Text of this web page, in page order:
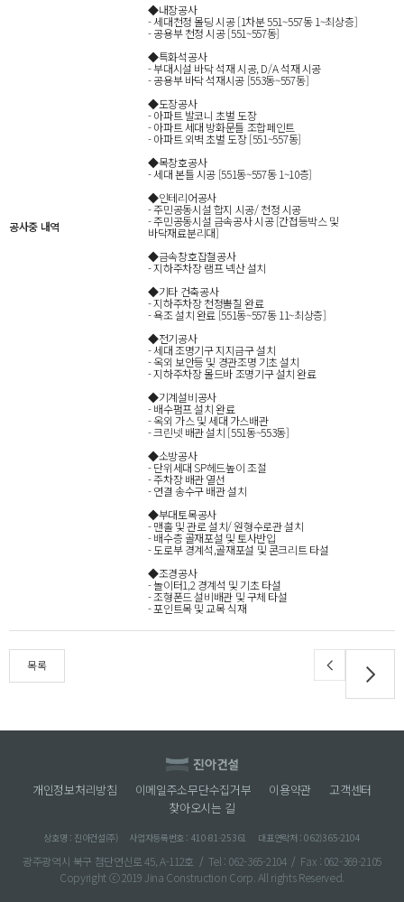
공사중 내역
◆내장공사
- 세대천정 몰딩 시공 [1차분 551~557동 1~최상층]
- 공용부 천정 시공 [551~557동]
◆특화석공사
- 부대시설 바닥 석재 시공, D/A 석재 시공
- 공용부 바닥 석재시공 [553동~557동]
◆도장공사
- 아파트 발코니 초벌 도장
- 아파트 세대 방화문틀 조합페인트
- 아파트 외벽 초벌 도장 [551~557동]
◆목창호공사
- 세대 본틀 시공 [551동~557동 1~10층]
◆인테리어공사
- 주민공동시설 합지 시공/ 천정 시공
- 주민공동시설 금속공사 시공 [간접등박스 및
바닥재료분리대]
◆금속창호잡철공사
- 지하주차장 램프 넥산 설치
◆기타 건축공사
- 지하주차장 천정뿜칠 완료
- 욕조 설치 완료 [551동~557동 11~최상층]
◆전기공사
- 세대 조명기구 지지금구 설치
- 옥외 보안등 및 경관조명 기초 설치
- 지하주차장 몰드바 조명기구 설치 완료
◆기계설비공사
- 배수펌프 설치 완료
- 옥외 가스 및 세대 가스배관
- 크린넷 배관 설치 [551동~553동]
◆소방공사
- 단위세대 SP헤드높이 조절
- 주차장 배관 열선
- 연결 송수구 배관 설치
◆부대토목공사
- 맨홀 및 관로 설치/ 원형수로관 설치
- 배수층 골재포설 및 토사반입
- 도로부 경계석,골재포설 및 콘크리트 타설
◆조경공사
- 놀이터1,2 경계석 및 기초 타설
- 조형폰드 설비배관 및 구체 타설
- 포인트목 및 교목 식재
목록
개인정보처리방침 이메일주소무단수집거부 이용약관
고객센터
찾아오시는 길
상호명 : 진아건설(주) 사업자등록번호 : 410-81-25361 대표연락처 : 062)365-2104
광주광역시 북구 첨단연신로 45, A-112호 / Tel : 062-365-2104 / Fax : 062-369-2105
Copyright ⓒ 2019 Jina Construction Corp. All rights Reserved.